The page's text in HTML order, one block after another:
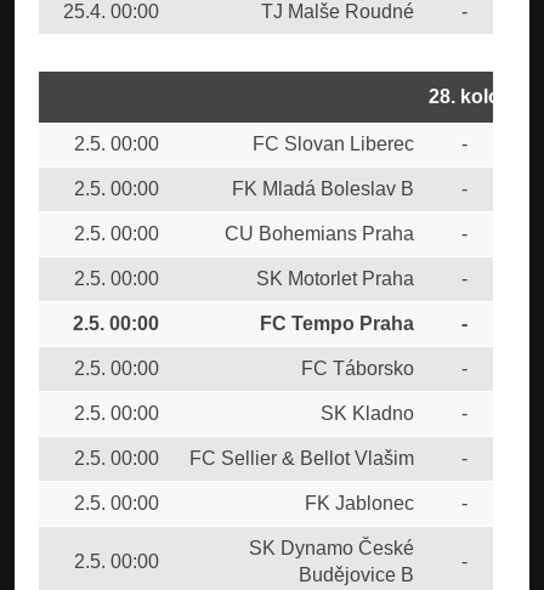
25.4. 00:00 TJ Malše Roudné -
28. kolo
2.5. 00:00 FC Slovan Liberec -
2.5. 00:00 FK Mladá Boleslav B -
2.5. 00:00 CU Bohemians Praha -
2.5. 00:00 SK Motorlet Praha -
2.5. 00:00 FC Tempo Praha -
2.5. 00:00 FC Táborsko -
2.5. 00:00 SK Kladno -
2.5. 00:00 FC Sellier & Bellot Vlašim -
2.5. 00:00 FK Jablonec -
2.5. 00:00
SK Dynamo České
Budějovice B
-